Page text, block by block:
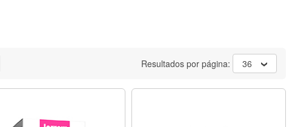
Resultados por página: 36